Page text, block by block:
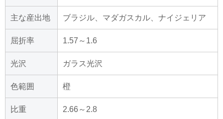
主な産出地 ブラジル、マダガスカル、ナイジェリア
屈折率 1.57～1.6
光沢 ガラス光沢
色範囲 橙
比重 2.66～2.8